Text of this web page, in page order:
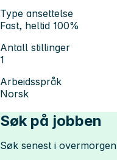
Type ansettelse
Fast, heltid 100%
Antall stillinger
1
Arbeidsspråk
Norsk
Søk på jobben
Søk senest i overmorgen